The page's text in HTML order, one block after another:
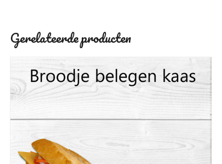
Gerelateerde producten